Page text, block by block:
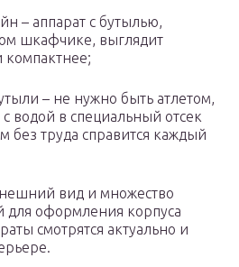
– аппарат с бутылью,
шкафчике, выглядит
компактнее;
– не нужно быть атлетом,
водой в специальный отсек
без труда справится каждый
вид и множество
оформления корпуса
смотрятся актуально и